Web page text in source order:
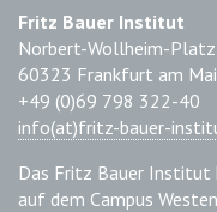
Fritz Bauer Institut
Norbert-Wollheim-
60323 Frankfurt am
+49 (0)69 798 322-40
info(at)fritz-bauer-
Das Fritz Bauer Institut
auf dem Campus